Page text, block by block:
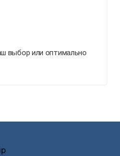
выбор или оптимально